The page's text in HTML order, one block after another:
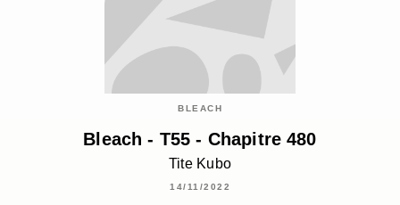
BLEACH
Bleach - T55 - Chapitre 480
Tite Kubo
14/11/2022